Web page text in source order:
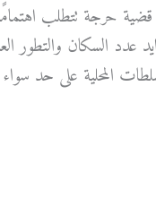
قضية حرجة تتطلب
عدد السكان والتطور
المحلية على حد